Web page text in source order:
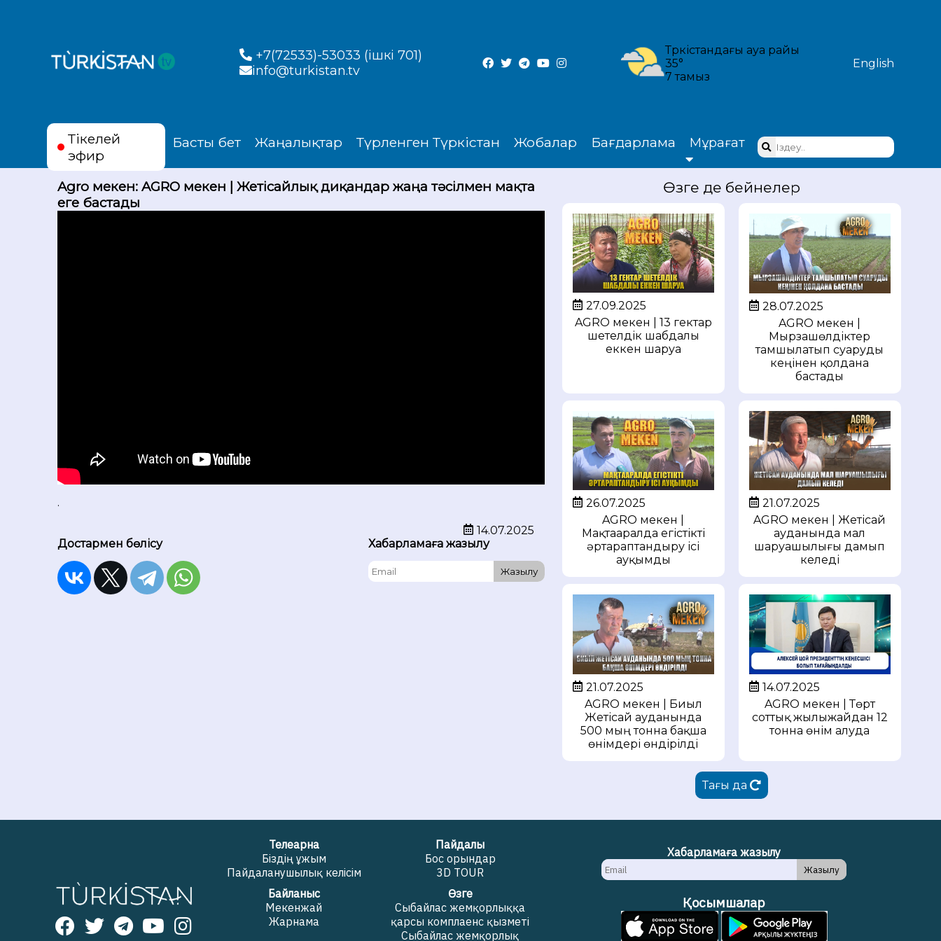
+7(72533)-53033 (ішкі 701)
info@turkistan.tv
Түркістандағы ауа райы
35°
7 тамыз
English
Тікелей
эфир
Басты бет Жаңалықтар Түрленген Түркістан Жобалар Бағдарлама Мұрағат
Agro мекен: AGRO мекен | Жетісайлық диқандар жаңа тәсілмен мақта
еге бастады
.
14.07.2025
Достармен бөлісу
Хабарламаға жазылу
Жазылу
Өзге де бейнелер
27.09.2025
AGRO мекен | 13 гектар
шетелдік шабдалы
еккен шаруа
28.07.2025
AGRO мекен |
Мырзашөлдіктер
тамшылатып суаруды
кеңінен қолдана
бастады
26.07.2025
AGRO мекен |
Мақтааралда егістікті
әртараптандыру ісі
ауқымды
21.07.2025
AGRO мекен | Жетісай
ауданында мал
шаруашылығы дамып
келеді
21.07.2025
AGRO мекен | Биыл
Жетісай ауданында
500 мың тонна бақша
өнімдері өндірілді
14.07.2025
AGRO мекен | Төрт
соттық жылыжайдан 12
тонна өнім алуда
Тағы да
Телеарна
Біздің ұжым
Пайдаланушылық келісім
Пайдалы
Бос орындар
3D TOUR
Байланыс
Мекенжай
Жарнама
Өзге
Сыбайлас жемқорлыққа
қарсы комплаенс қызметі
Сыбайлас жемқорлық
Хабарламаға жазылу
Жазылу
Қосымшалар